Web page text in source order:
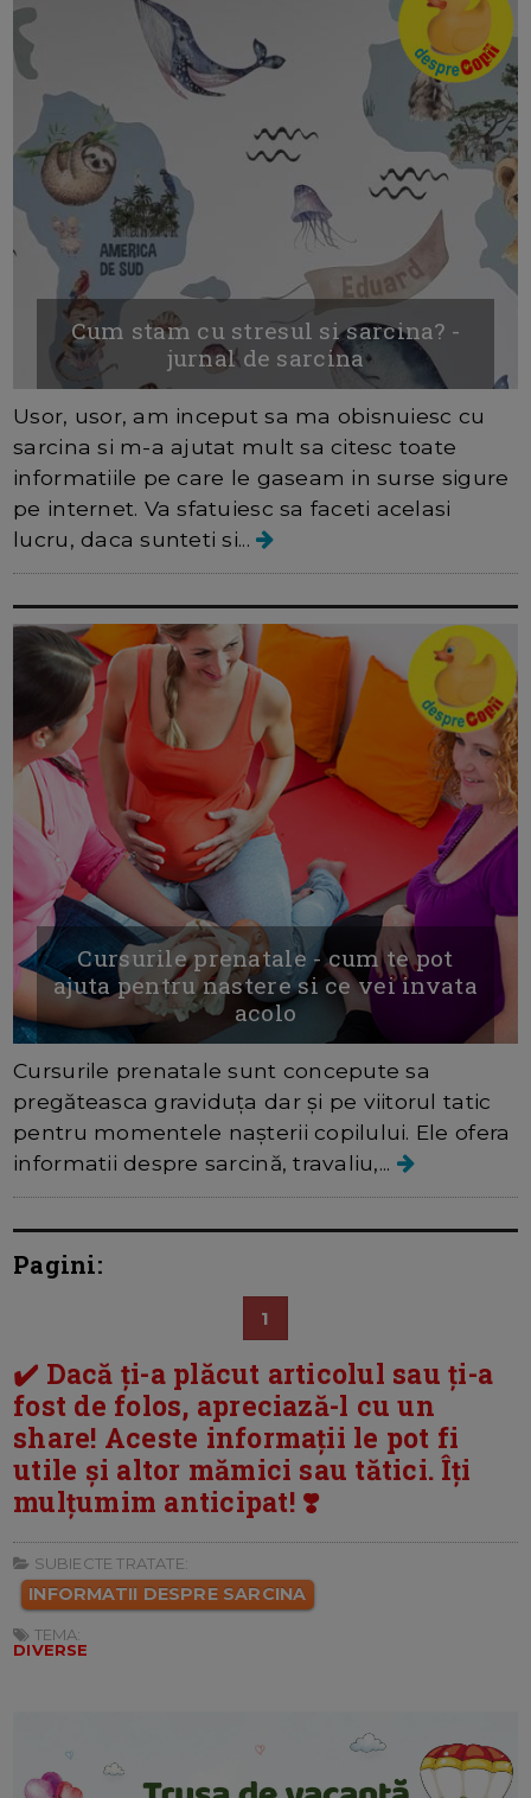
Cum stam cu stresul si sarcina? -
jurnal de sarcina
Usor, usor, am inceput sa ma obisnuiesc cu
sarcina si m-a ajutat mult sa citesc toate
informatiile pe care le gaseam in surse sigure
pe internet. Va sfatuiesc sa faceti acelasi
lucru, daca sunteti si...
Cursurile prenatale - cum te pot
ajuta pentru nastere si ce vei invata
acolo
Cursurile prenatale sunt concepute sa
pregăteasca graviduța dar și pe viitorul tatic
pentru momentele nașterii copilului. Ele ofera
informatii despre sarcină, travaliu,...
Pagini:
1
✔️ Dacă ți-a plăcut articolul sau ți-a
fost de folos, apreciază-l cu un
share! Aceste informații le pot fi
utile și altor mămici sau tătici. Îți
mulțumim anticipat! ❣️
SUBIECTE TRATATE:
INFORMATII DESPRE SARCINA
TEMA:
DIVERSE